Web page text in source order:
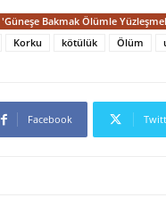
Bakmak Ölümle
Korku kötülük Ölüm
Facebook